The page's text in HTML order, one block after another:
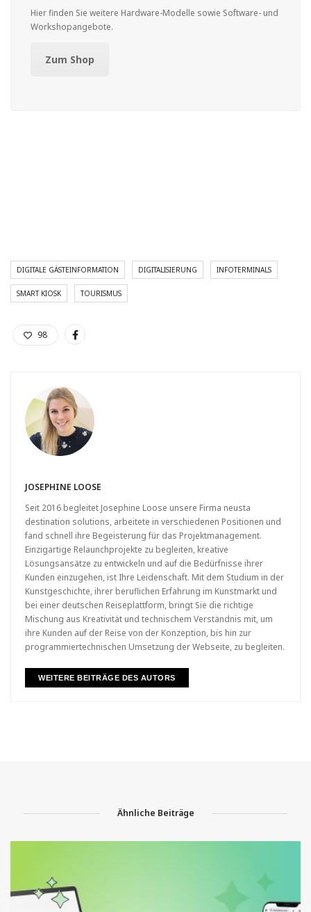
Hier finden Sie weitere Hardware-Modelle sowie Software- und
Workshopangebote.
Zum Shop
DIGITALE GÄSTEINFORMATION DIGITALISIERUNG INFOTERMINALS
SMART KIOSK TOURISMUS
98
JOSEPHINE LOOSE
Seit 2016 begleitet Josephine Loose unsere Firma neusta
destination solutions, arbeitete in verschiedenen Positionen und
fand schnell ihre Begeisterung für das Projektmanagement.
Einzigartige Relaunchprojekte zu begleiten, kreative
Lösungsansätze zu entwickeln und auf die Bedürfnisse ihrer
Kunden einzugehen, ist Ihre Leidenschaft. Mit dem Studium in der
Kunstgeschichte, ihrer beruflichen Erfahrung im Kunstmarkt und
bei einer deutschen Reiseplattform, bringt Sie die richtige
Mischung aus Kreativität und technischem Verständnis mit, um
ihre Kunden auf der Reise von der Konzeption, bis hin zur
programmiertechnischen Umsetzung der Webseite, zu begleiten.
WEITERE BEITRÄGE DES AUTORS
Ähnliche Beiträge